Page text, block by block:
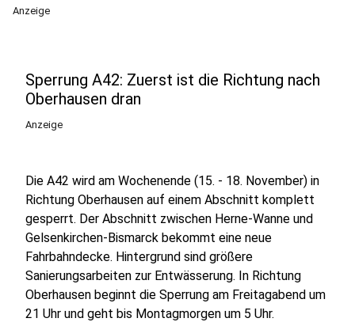
Anzeige
Sperrung A42: Zuerst ist die Richtung nach
Oberhausen dran
Anzeige
Die A42 wird am Wochenende (15. - 18. November) in
Richtung Oberhausen auf einem Abschnitt komplett
gesperrt. Der Abschnitt zwischen Herne-Wanne und
Gelsenkirchen-Bismarck bekommt eine neue
Fahrbahndecke. Hintergrund sind größere
Sanierungsarbeiten zur Entwässerung. In Richtung
Oberhausen beginnt die Sperrung am Freitagabend um
21 Uhr und geht bis Montagmorgen um 5 Uhr.